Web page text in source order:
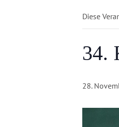
Diese
34.
28.